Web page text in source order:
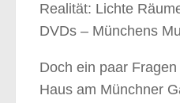
Realität: Lichte
DVDs – Münchens
Doch ein paar
Haus am Münchner